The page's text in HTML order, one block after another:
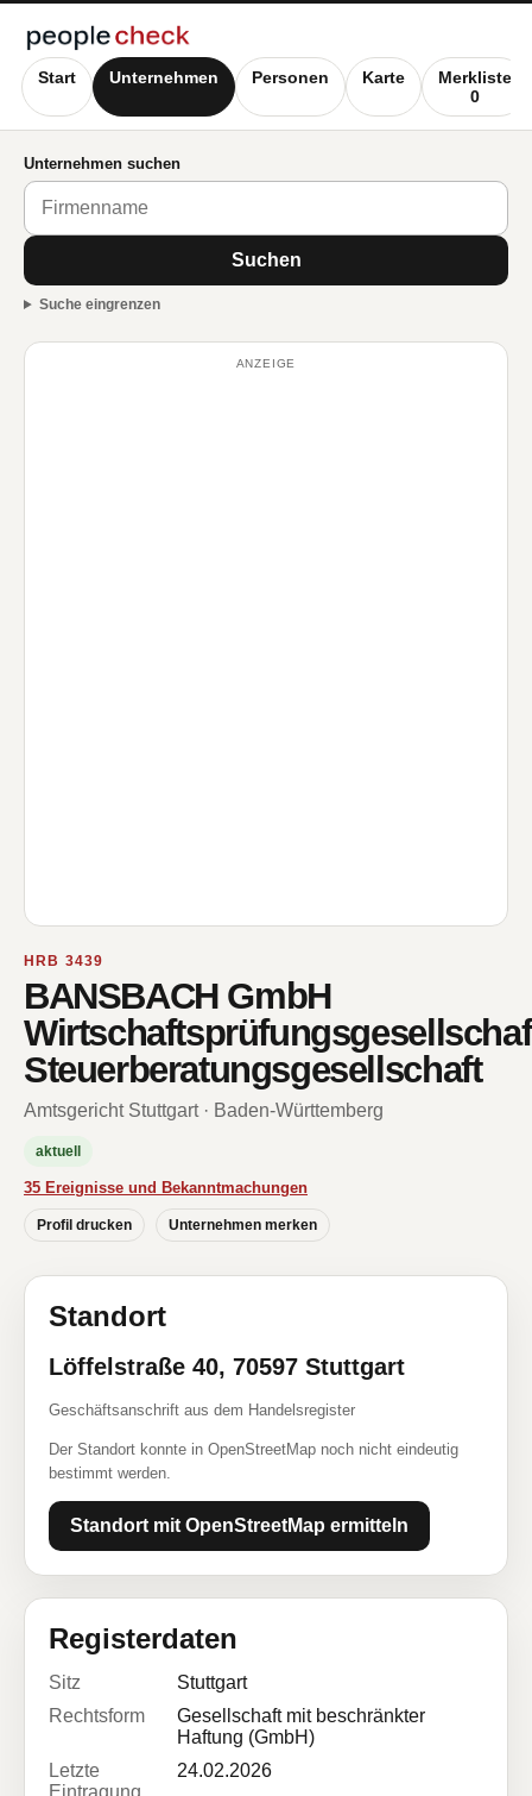
Start Unternehmen Personen Karte
Merkliste
0
Unternehmen suchen
Suchen
Suche eingrenzen
ANZEIGE
HRB 3439
BANSBACH GmbH
Steuerberatungsgesellschaft
Amtsgericht Stuttgart · Baden-Württemberg
aktuell
35 Ereignisse und Bekanntmachungen
Profil drucken Unternehmen merken
Standort
Löffelstraße 40, 70597 Stuttgart
Geschäftsanschrift aus dem Handelsregister
Der Standort konnte in OpenStreetMap noch nicht eindeutig
bestimmt werden.
Standort mit OpenStreetMap ermitteln
Registerdaten
Sitz
Stuttgart
Rechtsform
Gesellschaft mit beschränkter
Haftung (GmbH)
Letzte
Eintragung
24.02.2026